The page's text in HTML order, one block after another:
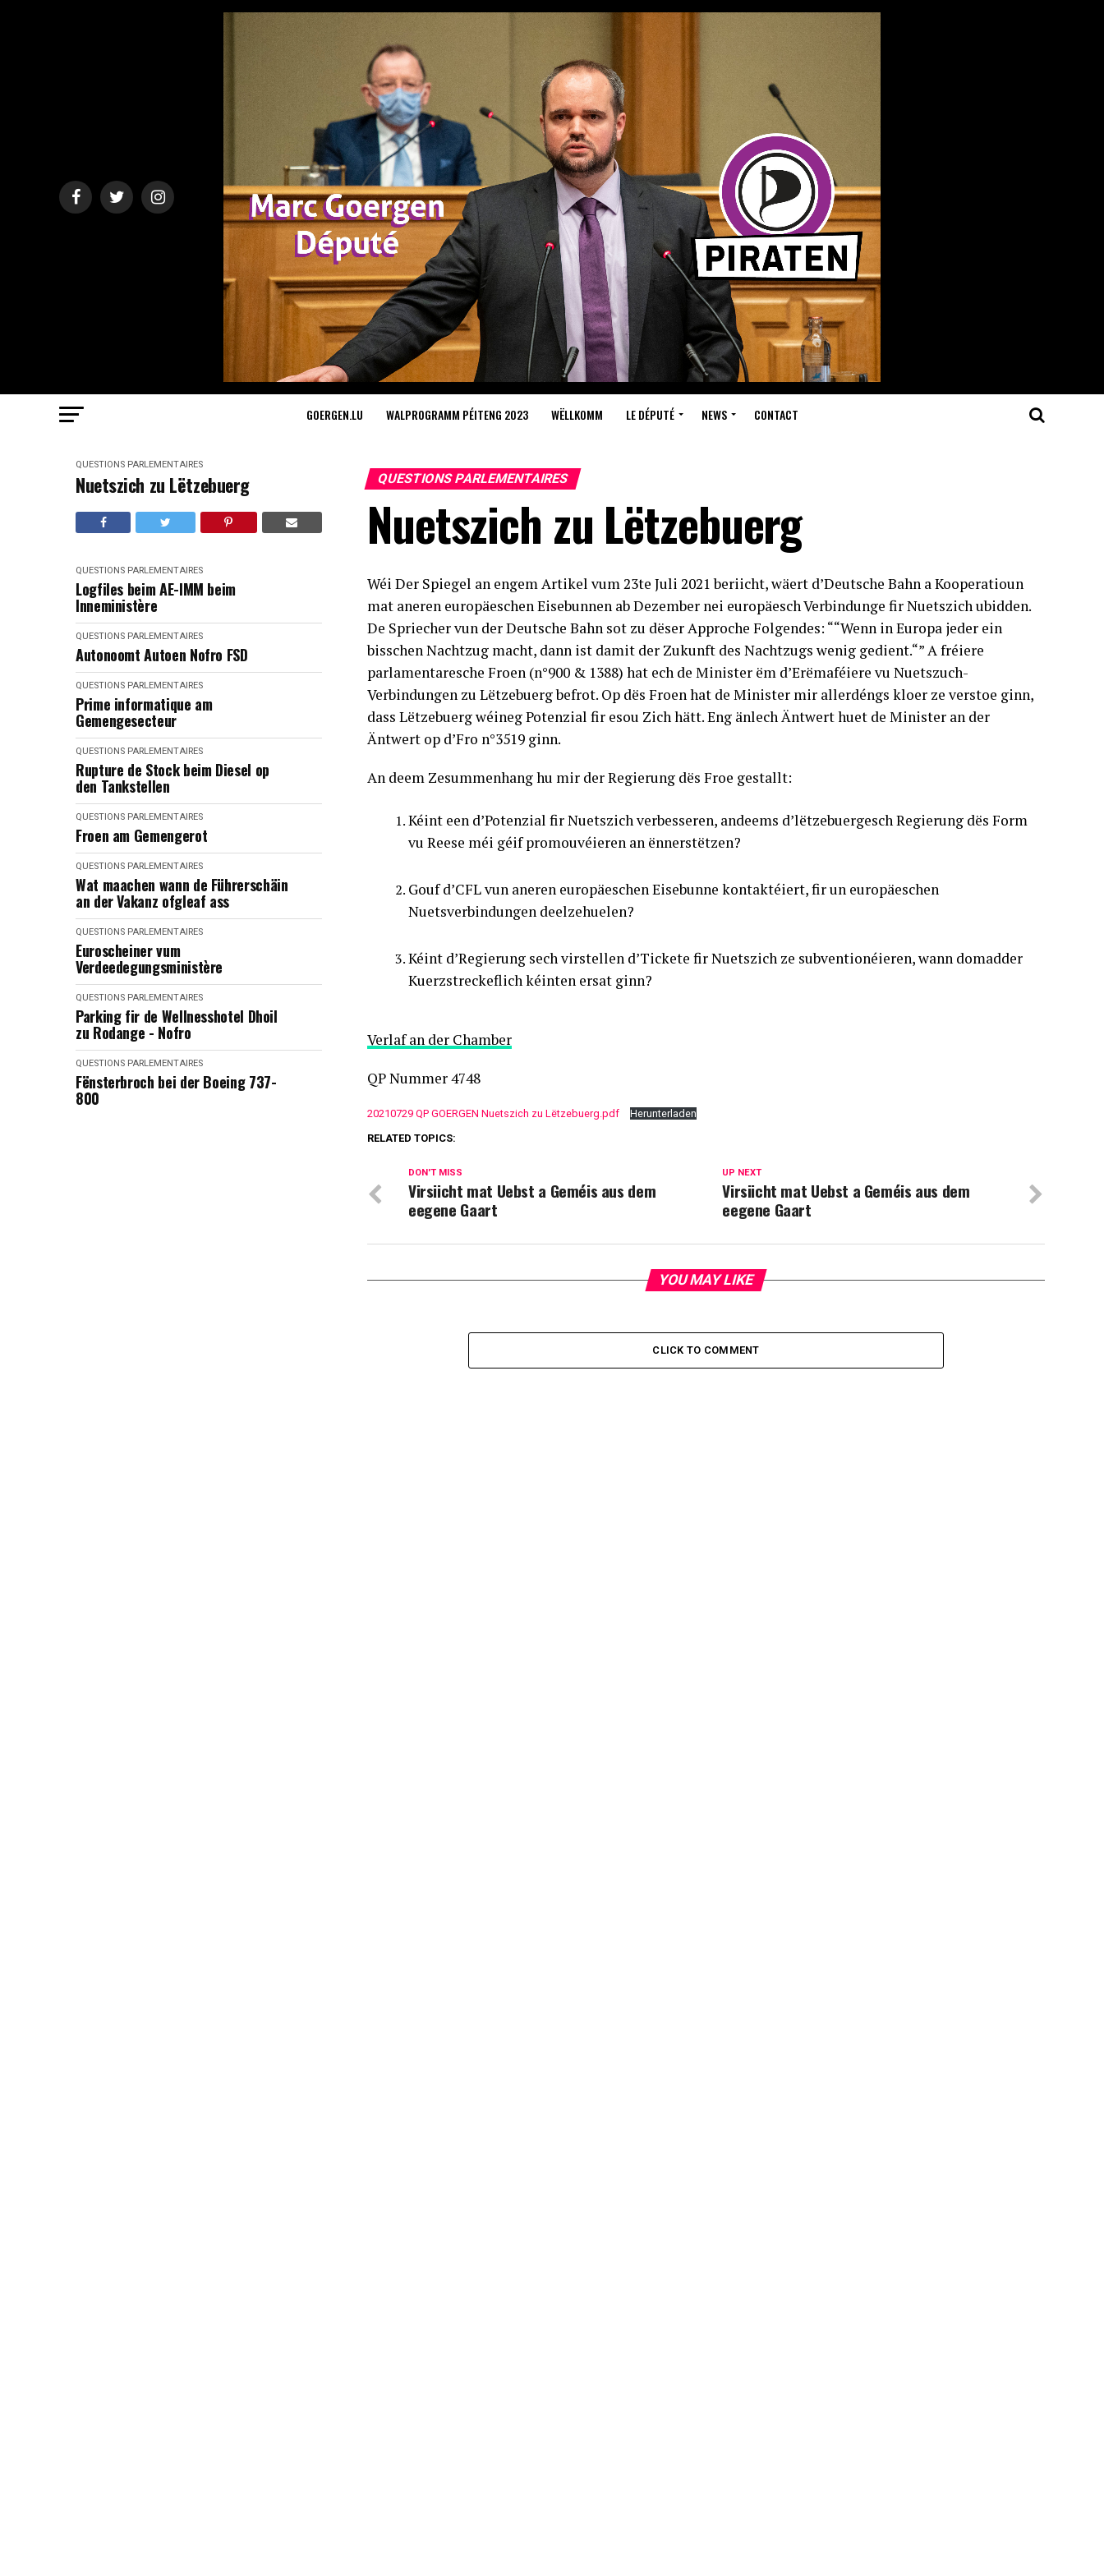
GOERGEN.LU WALPROGRAMM PÉITENG 2023 WËLLKOMM LE DÉPUTÉ NEWS CONTACT
QUESTIONS PARLEMENTAIRES
Nuetszich zu Lëtzebuerg
QUESTIONS PARLEMENTAIRES
Logfiles beim AE-IMM beim
Inneministère
QUESTIONS PARLEMENTAIRES
Autonoomt Autoen Nofro FSD
QUESTIONS PARLEMENTAIRES
Prime informatique am
Gemengesecteur
QUESTIONS PARLEMENTAIRES
Rupture de Stock beim Diesel op
den Tankstellen
QUESTIONS PARLEMENTAIRES
Froen am Gemengerot
QUESTIONS PARLEMENTAIRES
Wat maachen wann de Führerschäin
an der Vakanz ofgleaf ass
QUESTIONS PARLEMENTAIRES
Euroscheiner vum
Verdeedegungsministère
QUESTIONS PARLEMENTAIRES
Parking fir de Wellnesshotel Dhoil
zu Rodange - Nofro
QUESTIONS PARLEMENTAIRES
Fënsterbroch bei der Boeing 737-
800
QUESTIONS PARLEMENTAIRES
Nuetszich zu Lëtzebuerg
Wéi Der Spiegel an engem Artikel vum 23te Juli 2021 beriicht, wäert d’Deutsche Bahn a Kooperatioun
mat aneren europäeschen Eisebunnen ab Dezember nei europäesch Verbindunge fir Nuetszich ubidden.
De Spriecher vun der Deutsche Bahn sot zu dëser Approche Folgendes: ““Wenn in Europa jeder ein
bisschen Nachtzug macht, dann ist damit der Zukunft des Nachtzugs wenig gedient.“” A fréiere
parlamentaresche Froen (n°900 & 1388) hat ech de Minister ëm d’Erëmaféiere vu Nuetszuch-
Verbindungen zu Lëtzebuerg befrot. Op dës Froen hat de Minister mir allerdéngs kloer ze verstoe ginn,
dass Lëtzebuerg wéineg Potenzial fir esou Zich hätt. Eng änlech Äntwert huet de Minister an der
Äntwert op d’Fro n°3519 ginn.
An deem Zesummenhang hu mir der Regierung dës Froe gestallt:
Kéint een d’Potenzial fir Nuetszich verbesseren, andeems d’lëtzebuergesch Regierung dës Form
vu Reese méi géif promouvéieren an ënnerstëtzen?
Gouf d’CFL vun aneren europäeschen Eisebunne kontaktéiert, fir un europäeschen
Nuetsverbindungen deelzehuelen?
Kéint d’Regierung sech virstellen d’Tickete fir Nuetszich ze subventionéieren, wann domadder
Kuerzstreckeflich kéinten ersat ginn?
Verlaf an der Chamber
QP Nummer 4748
20210729 QP GOERGEN Nuetszich zu Lëtzebuerg.pdf
Herunterladen
RELATED TOPICS:
UP NEXT
Virsiicht mat Uebst a Geméis aus dem
eegene Gaart
DON'T MISS
Virsiicht mat Uebst a Geméis aus dem
eegene Gaart
YOU MAY LIKE
CLICK TO COMMENT